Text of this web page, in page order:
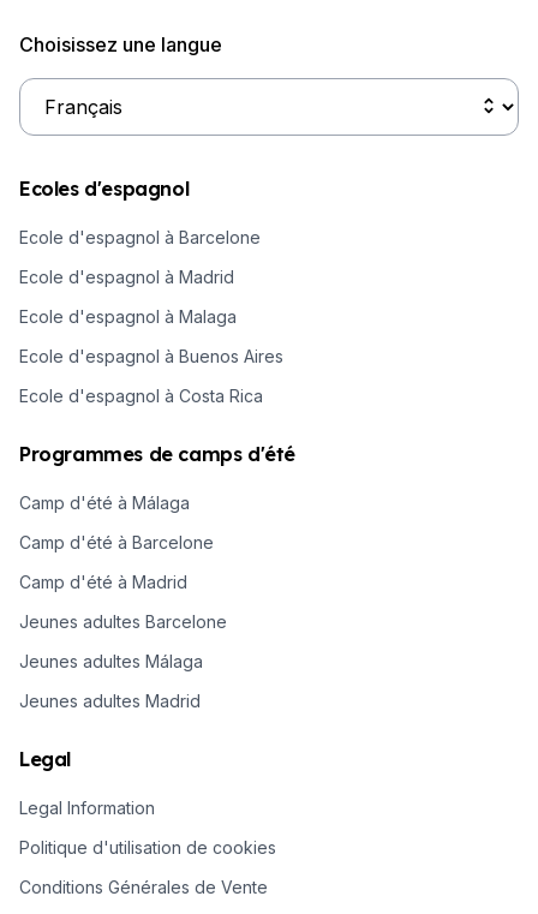
Choisissez une langue
Ecoles d'espagnol
Ecole d'espagnol à Barcelone
Ecole d'espagnol à Madrid
Ecole d'espagnol à Malaga
Ecole d'espagnol à Buenos Aires
Ecole d'espagnol à Costa Rica
Programmes de camps d'été
Camp d'été à Málaga
Camp d'été à Barcelone
Camp d'été à Madrid
Jeunes adultes Barcelone
Jeunes adultes Málaga
Jeunes adultes Madrid
Legal
Legal Information
Politique d'utilisation de cookies
Conditions Générales de Vente